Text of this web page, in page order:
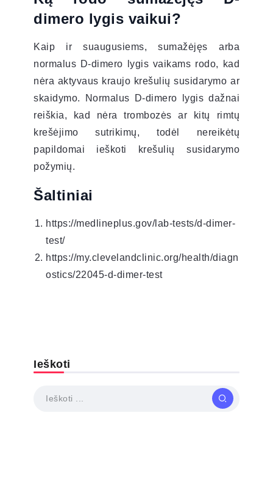
dimero lygis vaikui?
Kaip ir suaugusiems, sumažėjęs arba
normalus D-dimero lygis vaikams rodo, kad
nėra aktyvaus kraujo krešulių susidarymo ar
skaidymo. Normalus D-dimero lygis dažnai
reiškia, kad nėra trombozės ar kitų rimtų
krešėjimo sutrikimų, todėl nereikėtų
papildomai ieškoti krešulių susidarymo
požymių.
Šaltiniai
https://medlineplus.gov/lab-tests/d-dimer-
test/
https://my.clevelandclinic.org/health/diagn
ostics/22045-d-dimer-test
Ieškoti